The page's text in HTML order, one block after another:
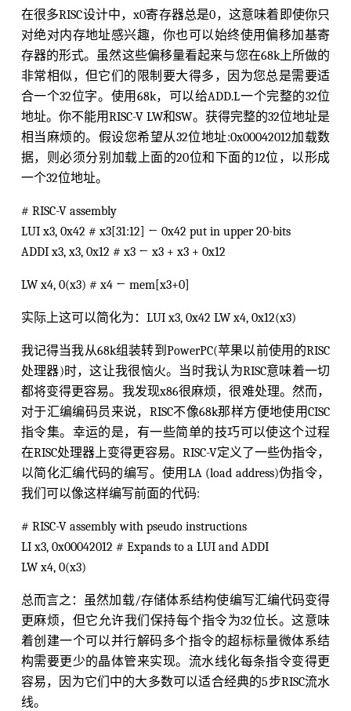
在很多RISC设计中，x0寄存器总是0，这意味着即使你只
对绝对内存地址感兴趣，你也可以始终使用偏移加基寄
存器的形式。虽然这些偏移量看起来与您在68k上所做的
非常相似，但它们的限制要大得多，因为您总是需要适
合一个32位字。使用68k，可以给ADD.L一个完整的32位
地址。你不能用RISC-V LW和SW。获得完整的32位地址是
相当麻烦的。假设您希望从32位地址:0x00042012加载数
据，则必须分别加载上面的20位和下面的12位，以形成
一个32位地址。
# RISC-V assembly
LUI x3, 0x42 # x3[31:12] ← 0x42 put in upper 20-bits
ADDI x3, x3, 0x12 # x3 ← x3 + x3 + 0x12
LW x4, 0(x3) # x4 ← mem[x3+0]
实际上这可以简化为：LUI x3, 0x42 LW x4, 0x12(x3)
我记得当我从68k组装转到PowerPC(苹果以前使用的RISC
处理器)时，这让我很恼火。当时我认为RISC意味着一切
都将变得更容易。我发现x86很麻烦，很难处理。然而，
对于汇编编码员来说，RISC不像68k那样方便地使用CISC
指令集。幸运的是，有一些简单的技巧可以使这个过程
在RISC处理器上变得更容易。RISC-V定义了一些伪指令，
以简化汇编代码的编写。使用LA (load address)伪指令，
我们可以像这样编写前面的代码:
# RISC-V assembly with pseudo instructions
LI x3, 0x00042012 # Expands to a LUI and ADDI
LW x4, 0(x3)
总而言之：虽然加载/存储体系结构使编写汇编代码变得
更麻烦，但它允许我们保持每个指令为32位长。这意味
着创建一个可以并行解码多个指令的超标标量微体系结
构需要更少的晶体管来实现。流水线化每条指令变得更
容易，因为它们中的大多数可以适合经典的5步RISC流水
线。